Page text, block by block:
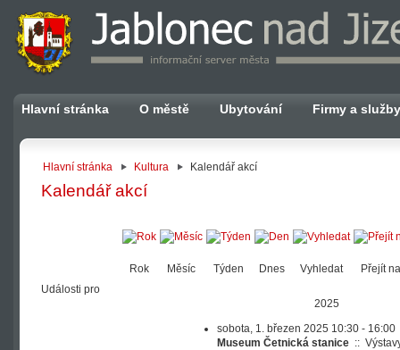
Hlavní stránka O městě Ubytování Firmy a služby
Hlavní stránka Kultura Kalendář akcí
Kalendář akcí
Rok Měsíc Týden Dnes Vyhledat
Přejít
Události pro
2025
sobota, 1. březen 2025 10:30 - 16:00
Museum Četnická stanice ::